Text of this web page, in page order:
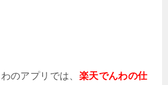
のアプリでは、 楽天でんわの仕